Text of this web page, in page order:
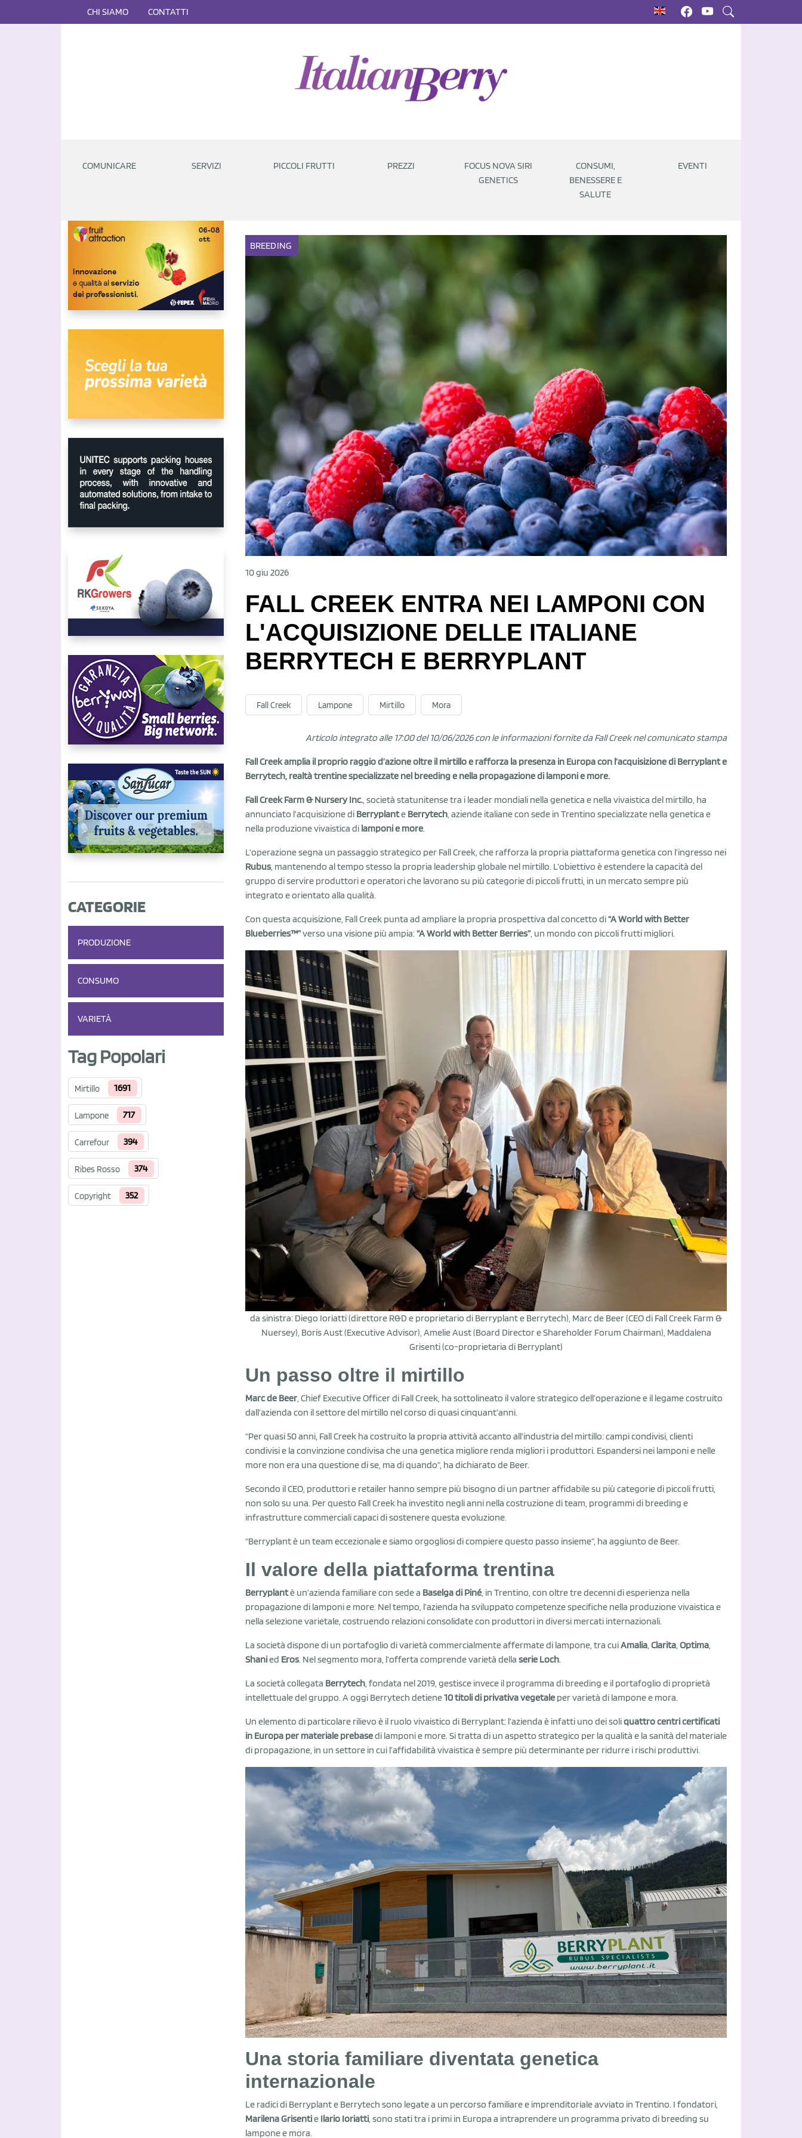
CHI SIAMO CONTATTI
COMUNICARE SERVIZI PICCOLI FRUTTI PREZZI
FOCUS NOVA SIRI
GENETICS
CONSUMI,
BENESSERE E
SALUTE
EVENTI
CATEGORIE
PRODUZIONE
CONSUMO
VARIETÀ
Tag Popolari
Mirtillo 1691
Lampone 717
Carrefour 394
Ribes Rosso 374
Copyright 352
BREEDING
10 giu 2026
FALL CREEK ENTRA NEI LAMPONI CON
L'ACQUISIZIONE DELLE ITALIANE
BERRYTECH E BERRYPLANT
Fall Creek Lampone Mirtillo Mora
Articolo integrato alle 17:00 del 10/06/2026 con le informazioni fornite da Fall Creek nel comunicato stampa
Fall Creek amplia il proprio raggio d’azione oltre il mirtillo e rafforza la presenza in Europa con l’acquisizione di Berryplant e
Berrytech, realtà trentine specializzate nel breeding e nella propagazione di lamponi e more.
Fall Creek Farm & Nursery Inc. , società statunitense tra i leader mondiali nella genetica e nella vivaistica del mirtillo, ha
annunciato l’acquisizione di Berryplante Berrytech , aziende italiane con sede in Trentino specializzate nella genetica e
nella produzione vivaistica di lamponi e more.
L’operazione segna un passaggio strategico per Fall Creek, che rafforza la propria piattaforma genetica con l’ingresso nei
Rubus , mantenendo al tempo stesso la propria leadership globale nel mirtillo. L’obiettivo è estendere la capacità del
gruppo di servire produttori e operatori che lavorano su più categorie di piccoli frutti, in un mercato sempre più
integrato e orientato alla qualità.
Con questa acquisizione, Fall Creek punta ad ampliare la propria prospettiva dal concetto di“A World with Better
Blueberries™”verso una visione più ampia:“A World with Better Berries”, un mondo con piccoli frutti migliori.
da sinistra: Diego Ioriatti (direttore R&D e proprietario di Berryplant e Berrytech), Marc de Beer (CEO di Fall Creek Farm &
Nuersey), Boris Aust (Executive Advisor), Amelie Aust (Board Director e Shareholder Forum Chairman), Maddalena
Grisenti (co-proprietaria di Berryplant)
Un passo oltre il mirtillo
Marc de Beer, Chief Executive Officer di Fall Creek, ha sottolineato il valore strategico dell’operazione e il legame costruito
dall’azienda con il settore del mirtillo nel corso di quasi cinquant’anni.
“Per quasi 50 anni, Fall Creek ha costruito la propria attività accanto all’industria del mirtillo: campi condivisi, clienti
condivisi e la convinzione condivisa che una genetica migliore renda migliori i produttori. Espandersi nei lamponi e nelle
more non era una questione di se, ma di quando”, ha dichiarato de Beer.
Secondo il CEO, produttori e retailer hanno sempre più bisogno di un partner affidabile su più categorie di piccoli frutti,
non solo su una. Per questo Fall Creek ha investito negli anni nella costruzione di team, programmi di breeding e
infrastrutture commerciali capaci di sostenere questa evoluzione.
“Berryplant è un team eccezionale e siamo orgogliosi di compiere questo passo insieme”, ha aggiunto de Beer.
Il valore della piattaforma trentina
Berryplantè un’azienda familiare con sede a Baselga di Piné, in Trentino, con oltre tre decenni di esperienza nella
propagazione di lamponi e more. Nel tempo, l’azienda ha sviluppato competenze specifiche nella produzione vivaistica e
nella selezione varietale, costruendo relazioni consolidate con produttori in diversi mercati internazionali.
La società dispone di un portafoglio di varietà commercialmente affermate di lampone, tra cuiAmalia, Clarita, Optima,
Shanied Eros. Nel segmento mora, l’offerta comprende varietà della serie Loch.
La società collegata Berrytech, fondata nel 2019, gestisce invece il programma di breeding e il portafoglio di proprietà
intellettuale del gruppo. A oggi Berrytech detiene10 titoli di privativa vegetale per varietà di lampone e mora.
Un elemento di particolare rilievo è il ruolo vivaistico di Berryplant: l’azienda è infatti uno dei soliquattro centri certificati
in Europa per materiale prebasedi lamponi e more. Si tratta di un aspetto strategico per la qualità e la sanità del materiale
di propagazione, in un settore in cui l’affidabilità vivaistica è sempre più determinante per ridurre i rischi produttivi.
Una storia familiare diventata genetica
internazionale
Le radici di Berryplant e Berrytech sono legate a un percorso familiare e imprenditoriale avviato in Trentino. I fondatori,
Marilena Grisentie Ilario Ioriatti, sono stati tra i primi in Europa a intraprendere un programma privato di breeding su
lampone e mora.